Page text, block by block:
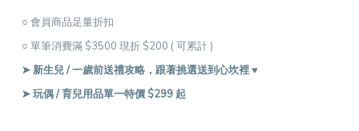
○ 會員商品足量折扣
○ 單筆消費滿 $3500 現折 $200 ( 可累計 )
➤ 新生兒 / 一歲前送禮攻略，跟著挑選送到心坎裡 ♥︎
➤ 玩偶 / 育兒用品單一特價 $299 起